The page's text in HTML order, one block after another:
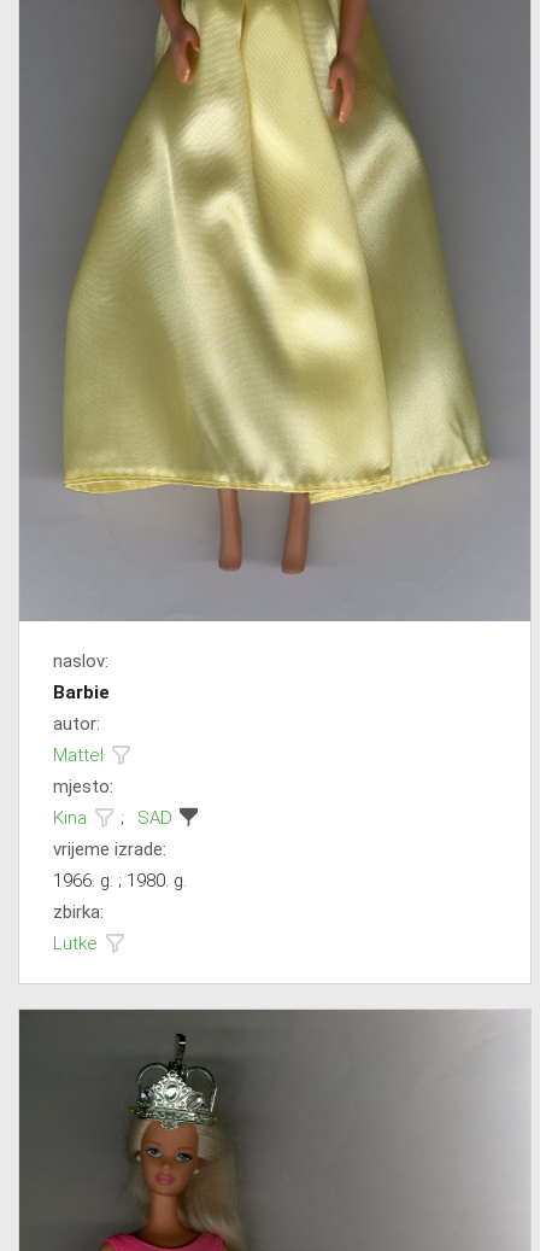
naslov:
Barbie
autor:
Mattel
mjesto:
Kina
;
SAD
vrijeme izrade:
1966. g. ; 1980. g.
zbirka:
Lutke